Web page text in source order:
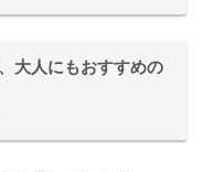
大人にもおすすめの